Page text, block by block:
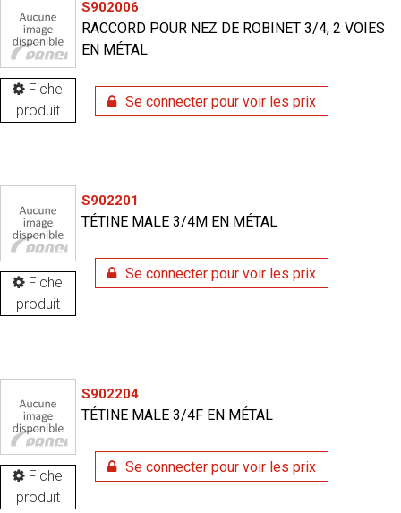
Fiche
produit
S902006
RACCORD POUR NEZ DE ROBINET 3/4, 2 VOIES
EN MÉTAL
Se connecter pour voir les prix
Fiche
produit
S902201
TÉTINE MALE 3/4M EN MÉTAL
Se connecter pour voir les prix
Fiche
produit
S902204
TÉTINE MALE 3/4F EN MÉTAL
Se connecter pour voir les prix